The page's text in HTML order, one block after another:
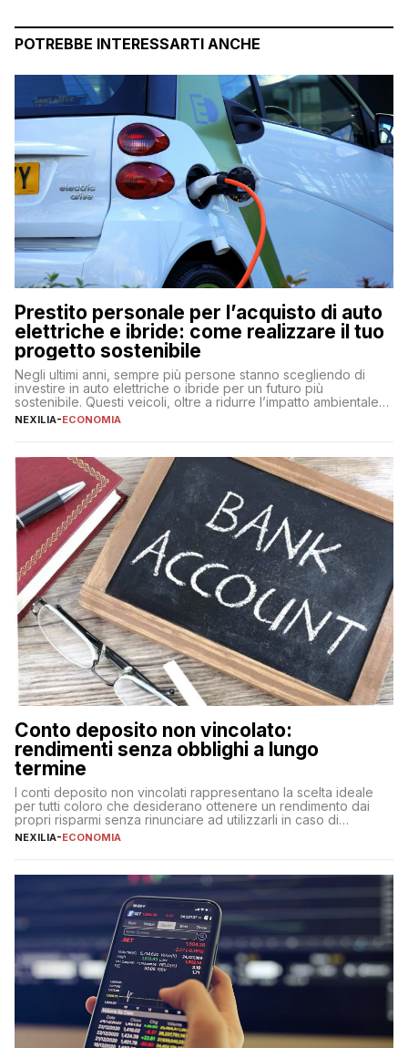
POTREBBE INTERESSARTI ANCHE
Prestito personale per l’acquisto di auto
elettriche e ibride: come realizzare il tuo
progetto sostenibile
Negli ultimi anni, sempre più persone stanno scegliendo di
investire in auto elettriche o ibride per un futuro più
sostenibile. Questi veicoli, oltre a ridurre l’impatto ambientale,
offrono vantaggi economici a lungo termine, come minori costi
fare se non […]
NEXILIA-ECONOMIA
Conto deposito non vincolato:
rendimenti senza obblighi a lungo
termine
I conti deposito non vincolati rappresentano la scelta ideale
per tutti coloro che desiderano ottenere un rendimento dai
propri risparmi senza rinunciare ad utilizzarli in caso di
necessità. A differenza delle forme vincolate tradizionali,
flessibilità e rendimento. Come funzionano […]
NEXILIA-ECONOMIA